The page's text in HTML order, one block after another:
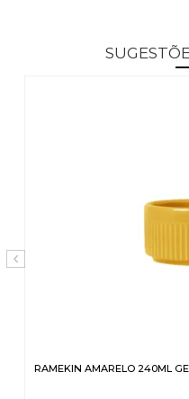
RAMEKIN AMARELO 240ML